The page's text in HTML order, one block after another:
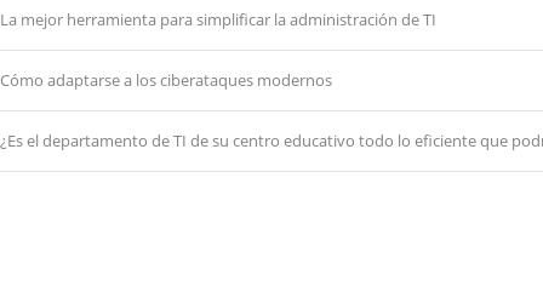
La mejor herramienta para simplificar la administración de TI
Cómo adaptarse a los ciberataques modernos
¿Es el departamento de TI de su centro educativo todo lo eficiente que